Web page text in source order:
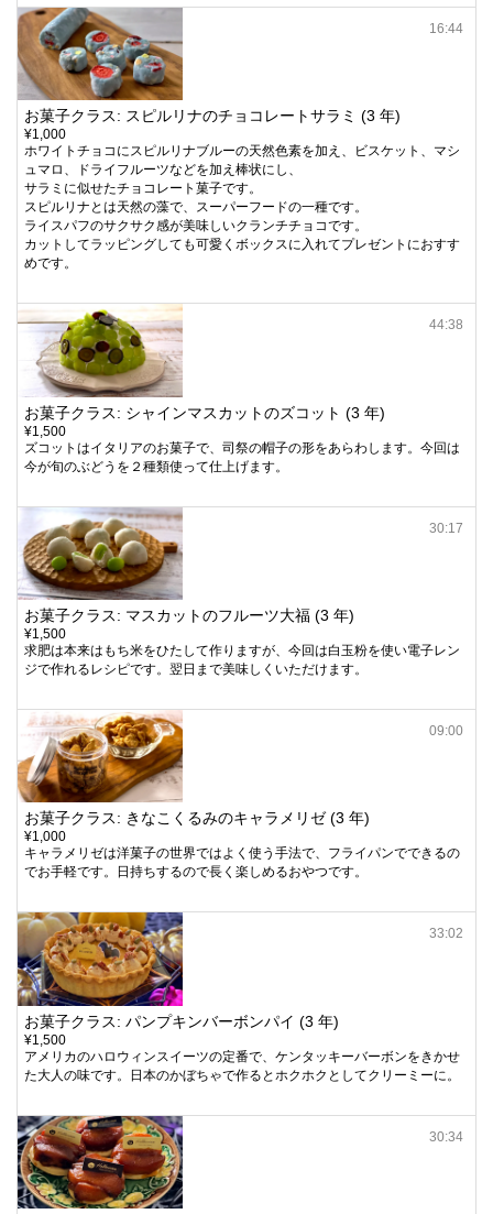
お菓子クラス: スピルリナのチョコレートサラミ (3 年)
¥1,000
ホワイトチョコにスピルリナブルーの天然色素を加え、ビスケット、マシ
ュマロ、ドライフルーツなどを加え棒状にし、
サラミに似せたチョコレート菓子です。
スピルリナとは天然の藻で、スーパーフードの一種です。
ライスパフのサクサク感が美味しいクランチチョコです。
カットしてラッピングしても可愛くボックスに入れてプレゼントにおすす
めです。
16:44
お菓子クラス: シャインマスカットのズコット (3 年)
¥1,500
ズコットはイタリアのお菓子で、司祭の帽子の形をあらわします。今回は
今が旬のぶどうを２種類使って仕上げます。
44:38
お菓子クラス: マスカットのフルーツ大福 (3 年)
¥1,500
求肥は本来はもち米をひたして作りますが、今回は白玉粉を使い電子レン
ジで作れるレシピです。翌日まで美味しくいただけます。
30:17
お菓子クラス: きなこくるみのキャラメリゼ (3 年)
¥1,000
キャラメリゼは洋菓子の世界ではよく使う手法で、フライパンでできるの
でお手軽です。日持ちするので長く楽しめるおやつです。
09:00
お菓子クラス: パンプキンバーボンパイ (3 年)
¥1,500
アメリカのハロウィンスイーツの定番で、ケンタッキーバーボンをきかせ
た大人の味です。日本のかぼちゃで作るとホクホクとしてクリーミーに。
33:02
30:34